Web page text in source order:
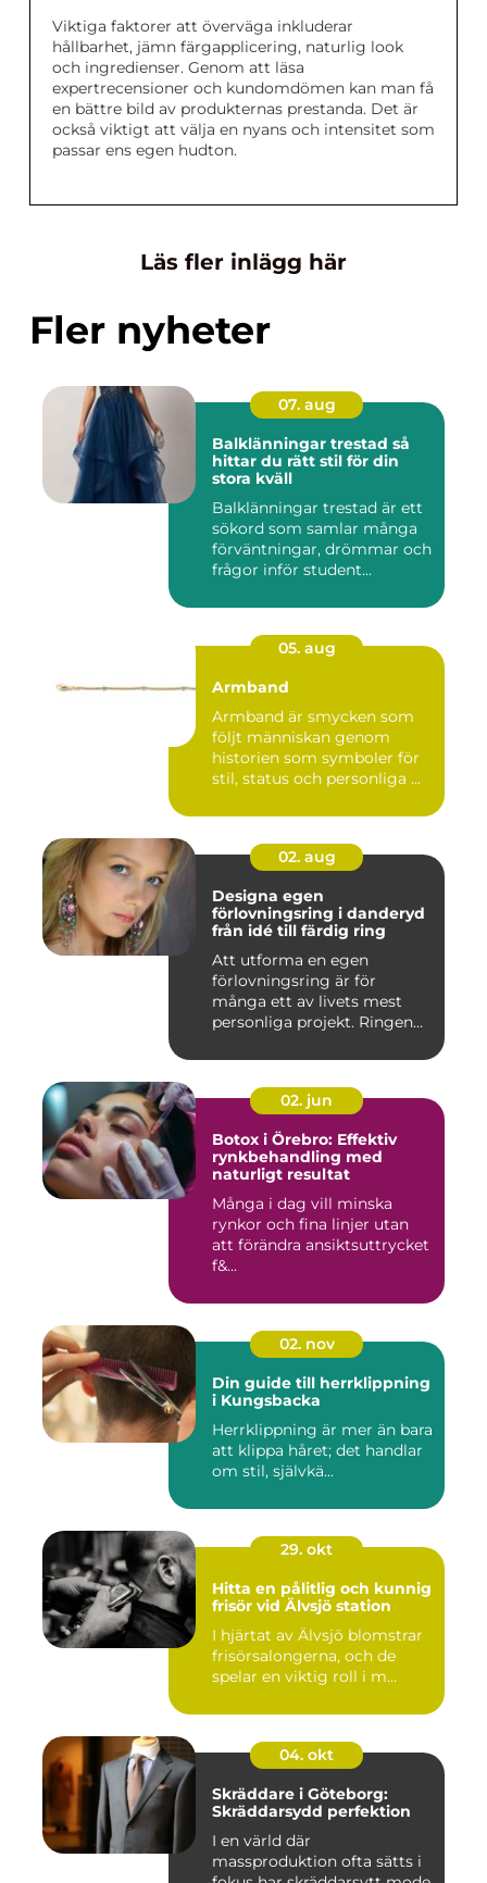
Viktiga faktorer att överväga inkluderar
hållbarhet, jämn färgapplicering, naturlig look
och ingredienser. Genom att läsa
expertrecensioner och kundomdömen kan man få
en bättre bild av produkternas prestanda. Det är
också viktigt att välja en nyans och intensitet som
passar ens egen hudton.
Läs fler inlägg här
Fler nyheter
07. aug
Balklänningar trestad så
hittar du rätt stil för din
stora kväll
Balklänningar trestad är ett
sökord som samlar många
förväntningar, drömmar och
frågor inför student...
05. aug
Armband
Armband är smycken som
följt människan genom
historien som symboler för
stil, status och personliga ...
02. aug
Designa egen
förlovningsring i danderyd
från idé till färdig ring
Att utforma en egen
förlovningsring är för
många ett av livets mest
personliga projekt. Ringen
02. jun
Botox i Örebro: Effektiv
rynkbehandling med
naturligt resultat
Många i dag vill minska
rynkor och fina linjer utan
att förändra ansiktsuttrycket
f&...
02. nov
Din guide till herrklippning
i Kungsbacka
Herrklippning är mer än bara
att klippa håret; det handlar
om stil, självkä...
29. okt
Hitta en pålitlig och kunnig
frisör vid Älvsjö station
I hjärtat av Älvsjö blomstrar
frisörsalongerna, och de
spelar en viktig roll i m...
04. okt
Skräddare i Göteborg:
Skräddarsydd perfektion
I en värld där
massproduktion ofta sätts i